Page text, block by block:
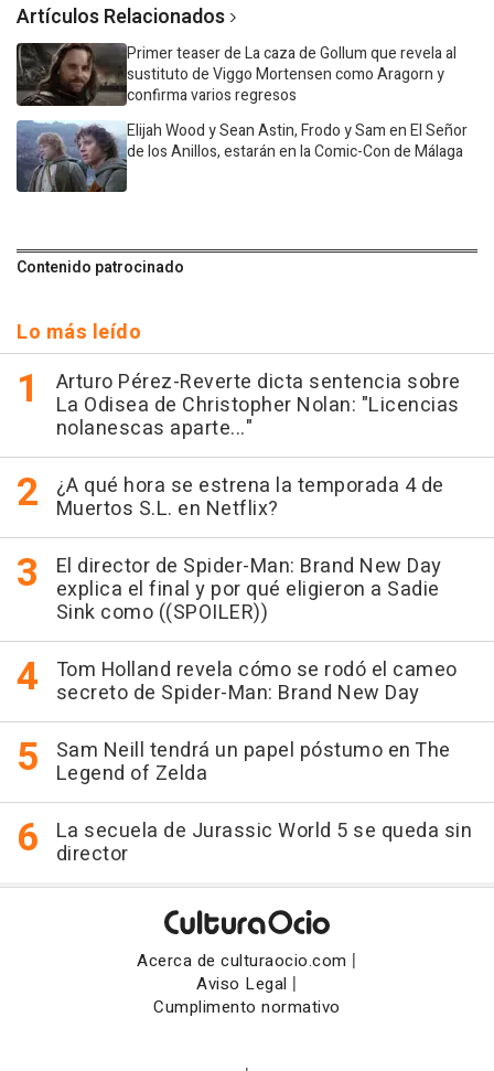
Artículos Relacionados
Primer teaser de La caza de Gollum que revela al
sustituto de Viggo Mortensen como Aragorn y
confirma varios regresos
Elijah Wood y Sean Astin, Frodo y Sam en El Señor
de los Anillos, estarán en la Comic-Con de Málaga
Contenido patrocinado
Lo más leído
Arturo Pérez-Reverte dicta sentencia sobre
La Odisea de Christopher Nolan: "Licencias
nolanescas aparte..."
¿A qué hora se estrena la temporada 4 de
Muertos S.L. en Netflix?
El director de Spider-Man: Brand New Day
explica el final y por qué eligieron a Sadie
Sink como ((SPOILER))
Tom Holland revela cómo se rodó el cameo
secreto de Spider-Man: Brand New Day
Sam Neill tendrá un papel póstumo en The
Legend of Zelda
La secuela de Jurassic World 5 se queda sin
director
Acerca de culturaocio.com |
Aviso Legal |
Cumplimento normativo